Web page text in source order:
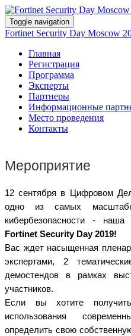
Toggle navigation
Fortinet Security Day Moscow
Главная
Регистрация
Программа
Эксперты
Партнеры
Информационные
Место проведения
Контакты
Мероприятие
12 сентября в Цифровом
одно из самых
кибербезопасности -
Fortinet Security Day 2019!
Вас ждет насыщенная
экспертами, 2
демостендов в рамках
участников.
Если вы хотите
использования
определить свою